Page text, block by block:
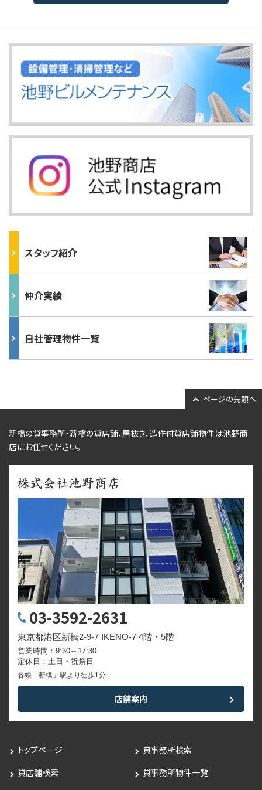
スタッフ紹介
仲介実績
自社管理物件一覧
ページの先頭へ
新橋の貸事務所・新橋の貸店舗、居抜き、造作付貸店舗物件は池野商
店にお任せください。
03-3592-2631
東京都港区新橋2-9-7 IKENO-7 4階・5階
営業時間：9:30～17:30
定休日：土日・祝祭日
各線「新橋」駅より徒歩1分
店舗案内
トップページ
貸事務所検索
貸店舗検索
貸事務所物件一覧